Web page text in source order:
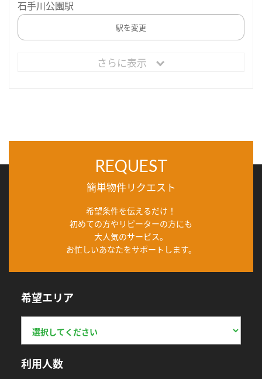
石手川公園駅
駅を変更
さらに表示
REQUEST
簡単物件リクエスト
希望条件を伝えるだけ！
初めての方やリピーターの方にも
大人気のサービス。
お忙しいあなたをサポートします。
希望エリア
利用人数